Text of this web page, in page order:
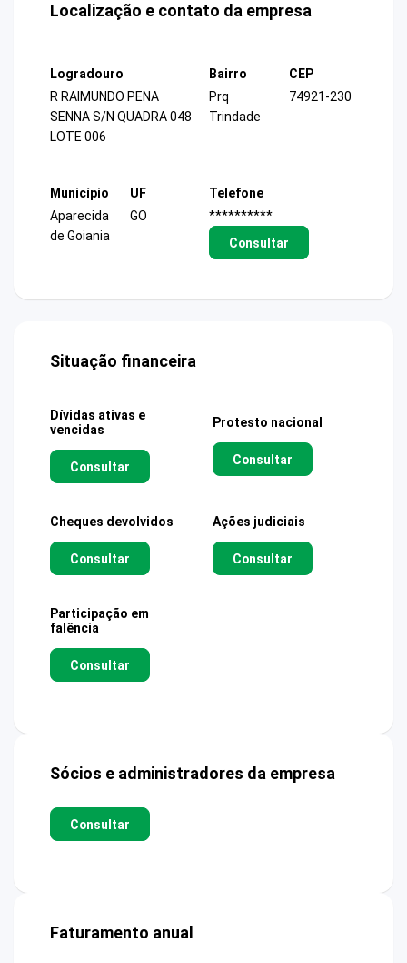
Localização e contato da empresa
Logradouro
R RAIMUNDO PENA
SENNA S/N QUADRA 048
LOTE 006
Bairro
Prq
Trindade
CEP
74921-230
Município
Aparecida
de Goiania
UF
GO
Telefone
**********
Consultar
Situação financeira
Dívidas ativas e
vencidas
Consultar
Protesto nacional
Consultar
Cheques devolvidos
Consultar
Ações judiciais
Consultar
Participação em
falência
Consultar
Sócios e administradores da empresa
Consultar
Faturamento anual